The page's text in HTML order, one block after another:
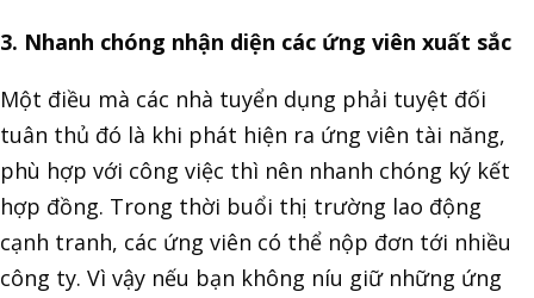
3. Nhanh chóng nhận diện các ứng viên xuất sắc
Một điều mà các nhà tuyển dụng phải tuyệt đối
tuân thủ đó là khi phát hiện ra ứng viên tài năng,
phù hợp với công việc thì nên nhanh chóng ký kết
hợp đồng. Trong thời buổi thị trường lao động
cạnh tranh, các ứng viên có thể nộp đơn tới nhiều
công ty. Vì vậy nếu bạn không níu giữ những ứng